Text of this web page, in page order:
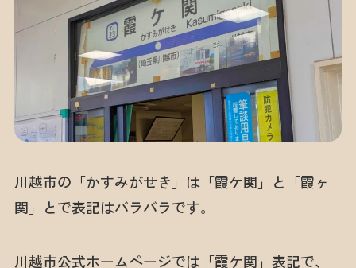
川越市の「かすみがせき」は「霞ケ関」と「霞ヶ
関」とで表記はバラバラです。
川越市公式ホームページでは「霞ケ関」表記で、